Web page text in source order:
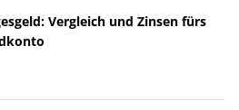
Vergleich und Zinsen fürs